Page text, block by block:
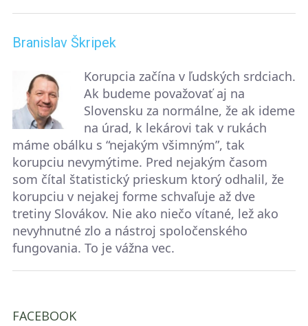
Branislav Škripek
Korupcia začína v ľudských srdciach.
Ak budeme považovať aj na
Slovensku za normálne, že ak ideme
na úrad, k lekárovi tak v rukách
máme obálku s “nejakým všimným”, tak
korupciu nevymýtime. Pred nejakým časom
som čítal štatistický prieskum ktorý odhalil, že
korupciu v nejakej forme schvaľuje až dve
tretiny Slovákov. Nie ako niečo vítané, lež ako
nevyhnutné zlo a nástroj spoločenského
fungovania. To je vážna vec.
FACEBOOK